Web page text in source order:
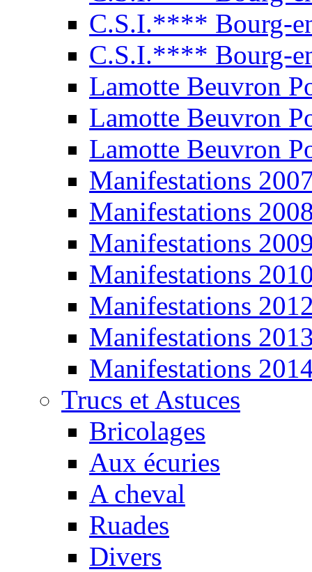
C.S.I.**** Bourg-
C.S.I.**** Bourg-
Lamotte Beuvron
Lamotte Beuvron
Lamotte Beuvron
Manifestations
Manifestations
Manifestations
Manifestations
Manifestations
Manifestations
Manifestations
Trucs et Astuces
Bricolages
Aux écuries
A cheval
Ruades
Divers